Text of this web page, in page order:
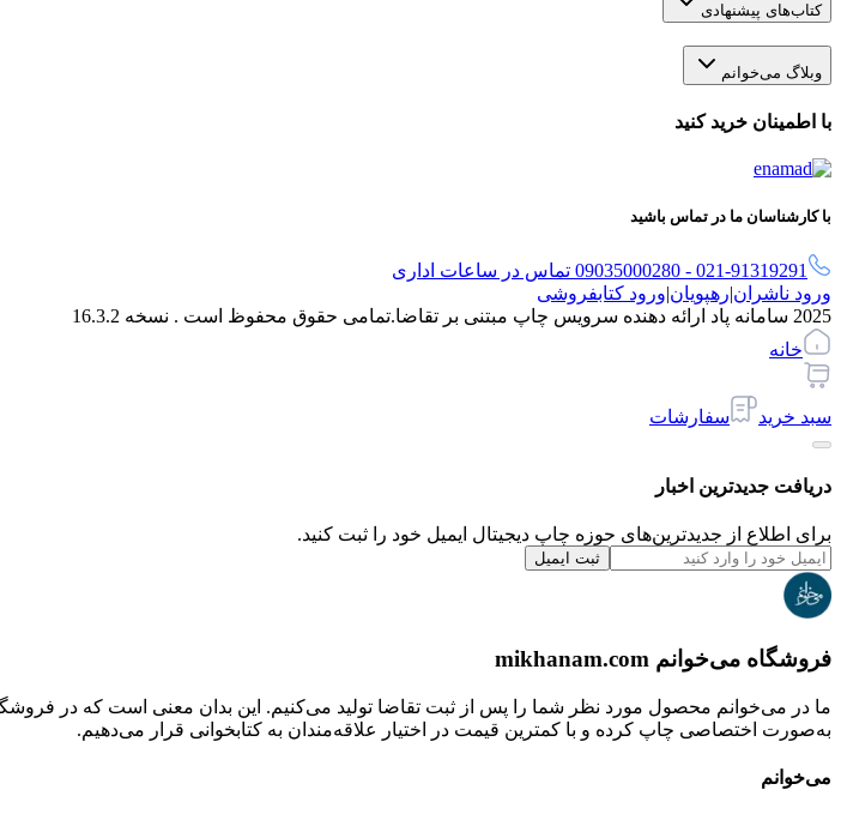
کتاب‌های پیشنهادی
وبلاگ می‌خوانم
با اطمینان خرید کنید
با کارشناسان ما در تماس باشید
021-91319291 - 09035000280 تماس در ساعات اداری
ورود ناشران|رهپویان|ورود کتابفروشی
2025 سامانه پاد ارائه دهنده سرویس چاپ مبتنی بر تقاضا.
تمامی حقوق محفوظ است . نسخه 16.3.2
خانه
سبد خرید سفارشات
دریافت جدیدترین‌ اخبار
برای اطلاع از جدیدترین‌های حوزه چاپ دیجیتال ایمیل خود را ثبت کنید.
ثبت ایمیل
فروشگاه می‌خوانم mikhanam.com
ما در می‌خوانم محصول مورد نظر شما را پس از ثبت تقاضا تولید می‌کنیم. این بدان معنی است که در
به‌صورت اختصاصی چاپ کرده و با کمترین قیمت در اختیار علاقه‌مندان به کتابخوانی قرار می‌دهیم.
می‌خوانم